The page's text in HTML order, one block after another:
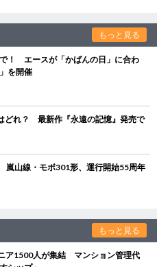
もっと見る
！ エースが「かばんの日」に合わ
を開催
どれ？ 最新作『永遠の記憶』発売で
山線・モボ301形、運行開始55周年
もっと見る
ア1500人が集結 マンション管理代